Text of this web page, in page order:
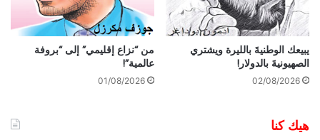
يبيعك الوطنيةَ بالليرة ويشتري
الصهيونيةَ بالدولار!
02/08/2026
من “نزاع إقليمي” إلى “بروفة
عالمية”!
01/08/2026
هيك كنا